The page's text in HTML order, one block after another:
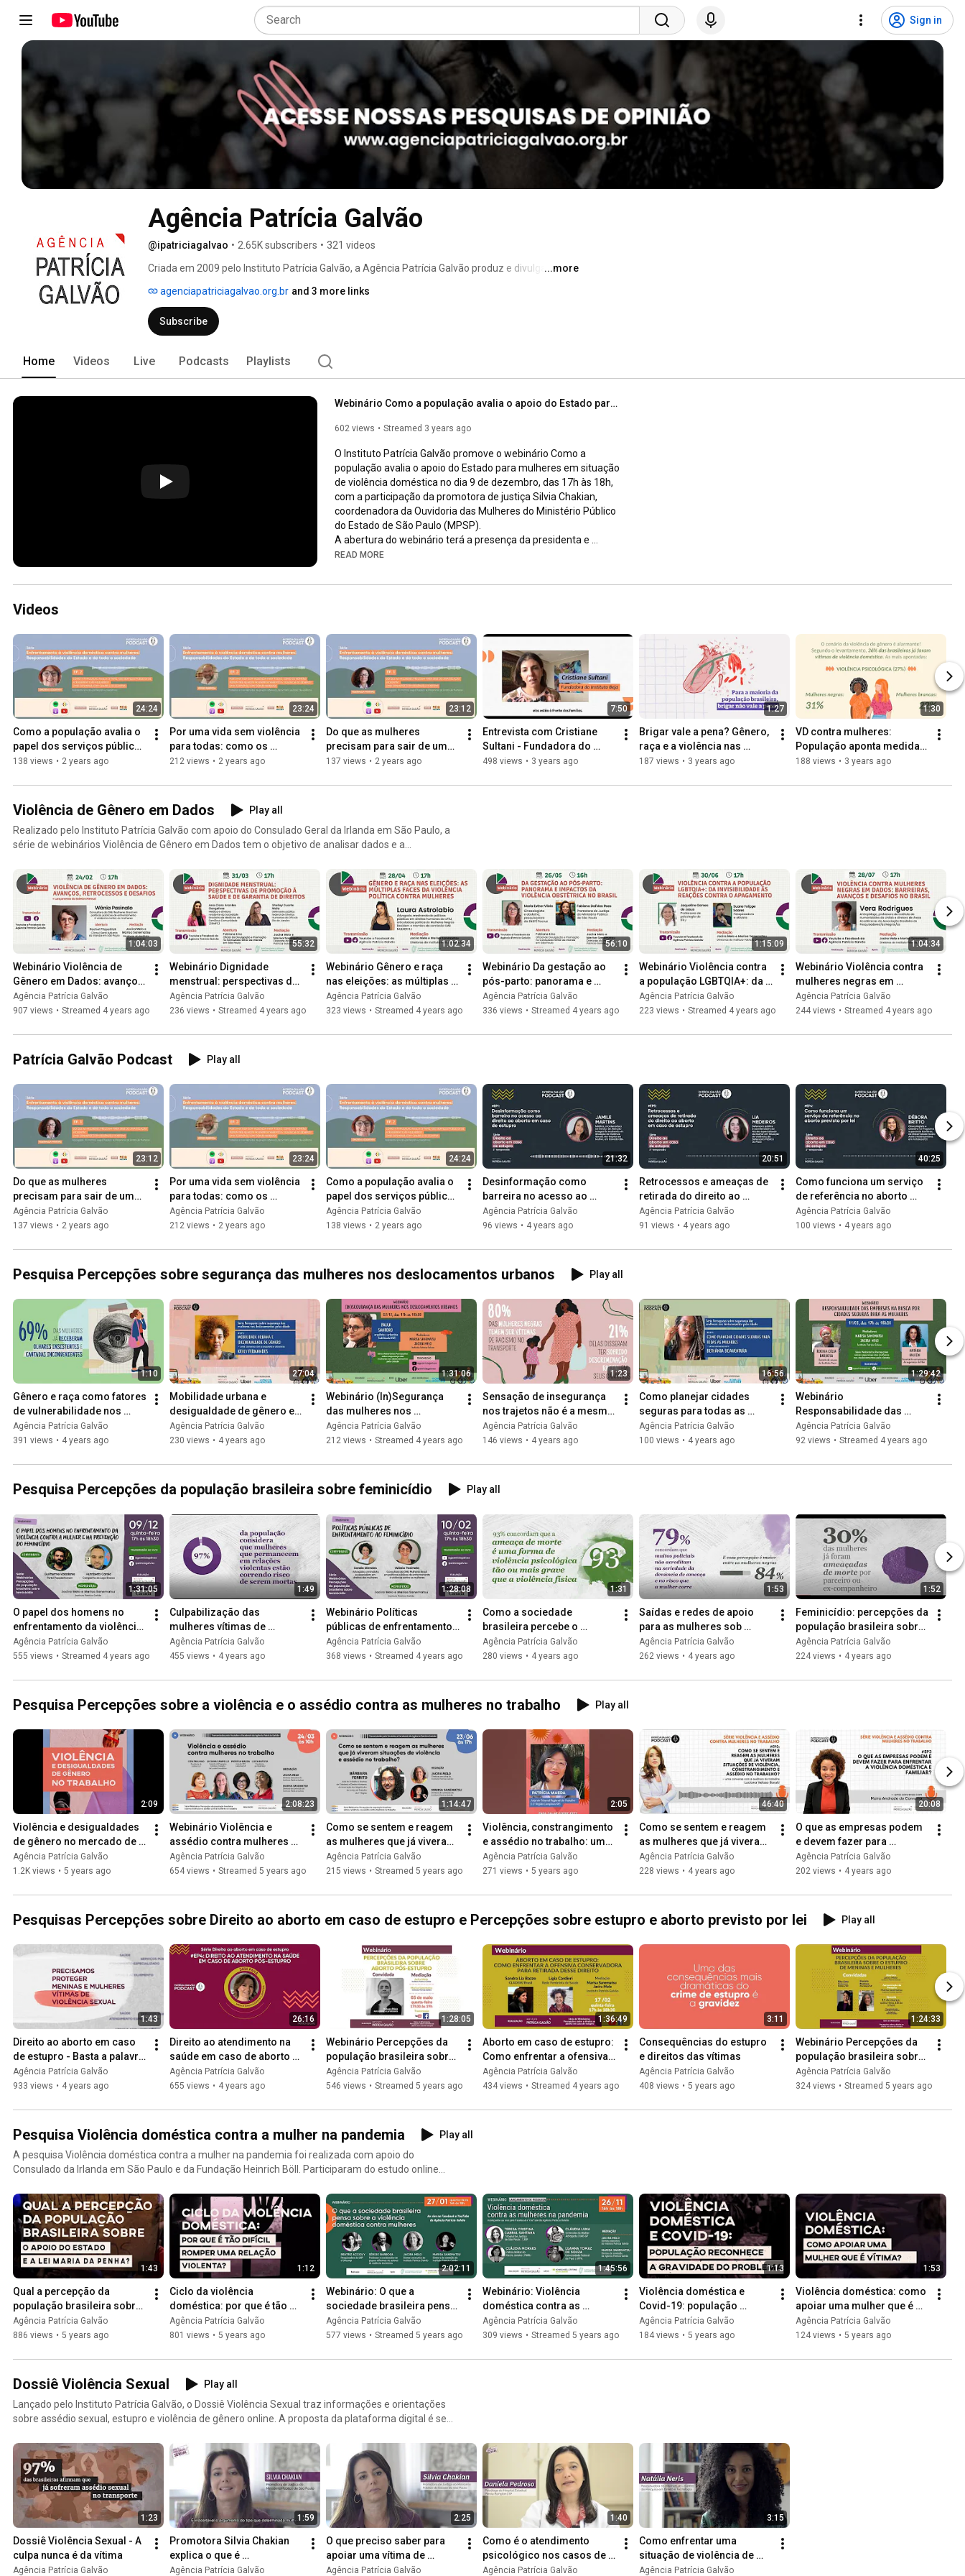
Sign in
Agência Patrícia Galvão
@ipatriciagalvao • 2.65K subscribers • 321 videos
Criada em 2009 pelo Instituto Patrícia Galvão, a Agência Patrícia Galvão produz e divulga
www.agenciapatriciagalvao.org.br
...more
agenciapatriciagalvao.org.br and 3 more links
Subscribe
Home Videos Live Podcasts Playlists
Webinário Como a população avalia o apoio do Estado para mulheres em situação de violência doméstica
602 views Streamed 3 years ago
O Instituto Patrícia Galvão promove o webinário Como a
população avalia o apoio do Estado para mulheres em situação
de violência doméstica no dia 9 de dezembro, das 17h às 18h,
com a participação da promotora de justiça Silvia Chakian,
coordenadora da Ouvidoria das Mulheres do Ministério Público
do Estado de São Paulo (MPSP).
A abertura do webinário terá a presença da presidenta e
fundadora do Instituto Beja, Cristiane Sultani, e a mediação
Marisa Sanematsu. O encontro terá interpretação em libras e
O encontro online é o segundo da série que debate os dados da
pesquisa de opinião Redes de apoio e saídas institucionais para
mulheres em situação de violência doméstica no Brasil,
lançada pelo Instituto Patrícia e Ipec, com apoio do Instituto
Beja, em novembro deste ano. Saiba mais na Agência Patrícia
https://agenciapatriciagalvao.org.br/...
READ MORE
Videos
24:24
Como a população avalia o
papel dos serviços públicos
de atendimento às
138 views • 2 years ago
23:24
Por uma vida sem violência
para todas: como os
homens podem ser aliados
violência
212 views • 2 years ago
23:12
Do que as mulheres
precisam para sair de uma
relação violenta?
137 views • 2 years ago
7:50
Entrevista com Cristiane
Sultani - Fundadora do
Instituto Beja
498 views • 3 years ago
1:27
Brigar vale a pena? Gênero,
raça e a violência nas
relações afetivas
187 views • 3 years ago
1:30
VD contra mulheres:
População aponta medidas
para prevenção,
responsabilização
188 views • 3 years ago
Violência de Gênero em Dados
Play all
Realizado pelo Instituto Patrícia Galvão com apoio do Consulado Geral da Irlanda em São Paulo, a
série de webinários Violência de Gênero em Dados tem o objetivo de analisar dados e a
brasileiras. Saiba mais: https://agenciapatriciagalvao.org.br/violencia/acesse-as-edicoes-do-
boletim-violencia-de-genero-em-dados/
1:04:03
Webinário Violência de
Gênero em Dados: avanços,
retrocessos e desafios
Agência Patrícia Galvão
907 views • Streamed 4 years ago
55:32
Webinário Dignidade
menstrual: perspectivas de
promoção à saúde e de
garantia de direitos
Agência Patrícia Galvão
236 views • Streamed 4 years ago
1:02:34
Webinário Gênero e raça
nas eleições: as múltiplas
faces da violência política
contra mulheres
Agência Patrícia Galvão
323 views • Streamed 4 years ago
56:10
Webinário Da gestação ao
pós-parto: panorama e
impactos da violência
obstétrica no Brasil
Agência Patrícia Galvão
336 views • Streamed 4 years ago
1:15:09
Webinário Violência contra
a população LGBTQIA+: da
invisibilidade às reações
contra o apagamento
Agência Patrícia Galvão
223 views • Streamed 4 years ago
1:04:34
Webinário Violência contra
mulheres negras em
dados: barreiras, avanços e
desafios no Brasil
Agência Patrícia Galvão
244 views • Streamed 4 years ago
Patrícia Galvão Podcast Play all
23:12
Do que as mulheres
precisam para sair de uma
relação violenta?
Agência Patrícia Galvão
137 views • 2 years ago
23:24
Por uma vida sem violência
para todas: como os
homens podem ser aliados
no enfrentamento à
Agência Patrícia Galvão
212 views • 2 years ago
24:24
Como a população avalia o
papel dos serviços públicos
de atendimento às
mulheres?
Agência Patrícia Galvão
138 views • 2 years ago
21:32
Desinformação como
barreira no acesso ao
direito ao aborto em caso
de estupro
Agência Patrícia Galvão
96 views • 4 years ago
20:51
Retrocessos e ameaças de
retirada do direito ao
aborto em caso de estupro
Agência Patrícia Galvão
91 views • 4 years ago
40:25
Como funciona um serviço
de referência no aborto
previsto por lei
Agência Patrícia Galvão
100 views • 4 years ago
Pesquisa Percepções sobre segurança das mulheres nos deslocamentos urbanos Play all
1:10
Gênero e raça como fatores
de vulnerabilidade nos
espaços urbanos
Agência Patrícia Galvão
391 views • 4 years ago
27:04
Mobilidade urbana e
desigualdade de gênero e
raça — uma conversa com
Kelly Fernandes
Agência Patrícia Galvão
230 views • 4 years ago
1:31:06
Webinário (In)Segurança
das mulheres nos
deslocamentos urbanos
Agência Patrícia Galvão
212 views • Streamed 4 years ago
1:23
Sensação de insegurança
nos trajetos não é a mesma
para todos os grupos
sociais
Agência Patrícia Galvão
146 views • 4 years ago
16:56
Como planejar cidades
seguras para todas as
mulheres  — uma conversa
com Bethânia Boaventura
Agência Patrícia Galvão
100 views • 4 years ago
1:29:42
Webinário
Responsabilidade das
empresas na busca por
cidades seguras para as
Agência Patrícia Galvão
92 views • Streamed 4 years ago
Pesquisa Percepções da população brasileira sobre feminicídio Play all
1:31:05
O papel dos homens no
enfrentamento da violência
contra a mulher e na
prevenção do feminicídio
Agência Patrícia Galvão
555 views • Streamed 4 years ago
1:49
Culpabilização das
mulheres vítimas de
violência doméstica e
familiar
Agência Patrícia Galvão
455 views • 4 years ago
1:28:08
Webinário Políticas
públicas de enfrentamento
ao feminicídio - Dia 10/02,
às 17h
Agência Patrícia Galvão
368 views • Streamed 4 years ago
1:31
Como a sociedade
brasileira percebe o
feminicídio?
Agência Patrícia Galvão
280 views • 4 years ago
1:53
Saídas e redes de apoio
para as mulheres sob
ameaça de feminicídio
Agência Patrícia Galvão
262 views • 4 years ago
1:52
Feminicídio: percepções da
população brasileira sobre
o risco de vitimização
Agência Patrícia Galvão
224 views • 4 years ago
Pesquisa Percepções sobre a violência e o assédio contra as mulheres no trabalho Play all
2:09
Violência e desigualdades
de gênero no mercado de
trabalho
Agência Patrícia Galvão
1.2K views • 5 years ago
2:08:23
Webinário Violência e
assédio contra mulheres no
trabalho
Agência Patrícia Galvão
654 views • Streamed 5 years ago
1:14:47
Como se sentem e reagem
as mulheres que já viveram
situações de violência e
assédio no trabalho?
Agência Patrícia Galvão
215 views • Streamed 5 years ago
2:05
Violência, constrangimento
e assédio no trabalho: uma
realidade na vida das
mulheres brasileiras
Agência Patrícia Galvão
271 views • 5 years ago
46:40
Como se sentem e reagem
as mulheres que já viveram
situações de violência e
assédio no trabalho
Agência Patrícia Galvão
228 views • 4 years ago
20:08
O que as empresas podem
e devem fazer para
enfrentar a violência
doméstica e familiar
Agência Patrícia Galvão
202 views • 4 years ago
Pesquisas Percepções sobre Direito ao aborto em caso de estupro e Percepções sobre estupro e aborto previsto por lei Play all
1:43
Direito ao aborto em caso
de estupro - Basta a palavra
da mulher
Agência Patrícia Galvão
933 views • 4 years ago
26:16
Direito ao atendimento na
saúde em caso de aborto
pós-estupro
Agência Patrícia Galvão
655 views • 4 years ago
1:28:05
Webinário Percepções da
população brasileira sobre
aborto pós-estupro
Agência Patrícia Galvão
546 views • Streamed 5 years ago
1:36:49
Aborto em caso de estupro:
Como enfrentar a ofensiva
conservadora para retirada
desse direito
Agência Patrícia Galvão
434 views • Streamed 4 years ago
3:11
Consequências do estupro
e direitos das vítimas
Agência Patrícia Galvão
408 views • 5 years ago
1:24:33
Webinário Percepções da
população brasileira sobre
o estupro de meninas e
mulheres
Agência Patrícia Galvão
324 views • Streamed 5 years ago
Pesquisa Violência doméstica contra a mulher na pandemia
Play all
A pesquisa Violência doméstica contra a mulher na pandemia foi realizada com apoio do
Consulado da Irlanda em São Paulo e da Fundação Heinrich Böll. Participaram do estudo online
pontos percentuais. Para mais informações, acesse link na bio:
https://agenciapatriciagalvao.org.br/violencia/violencia-domestica/nova-pesquisa-para-87-dos-
brasileiros-a-violencia-contra-mulheres-aumentou-na-pandemia/.
1:43
Qual a percepção da
população brasileira sobre
o apoio do Estado e a Lei
Maria da Penha?
Agência Patrícia Galvão
886 views • 5 years ago
1:12
Ciclo da violência
doméstica: por que é tão
difícil romper uma relação
violenta?
Agência Patrícia Galvão
801 views • 5 years ago
2:02:11
Webinário: O que a
sociedade brasileira pensa
sobre a violência
doméstica contra mulheres
Agência Patrícia Galvão
577 views • Streamed 5 years ago
1:45:56
Webinário: Violência
doméstica contra as
mulheres na pandemia
Agência Patrícia Galvão
309 views • Streamed 5 years ago
1:13
Violência doméstica e
Covid-19: população
reconhece a gravidade do
problema
Agência Patrícia Galvão
184 views • 5 years ago
1:53
Violência doméstica: como
apoiar uma mulher que é
vítima?
Agência Patrícia Galvão
124 views • 5 years ago
Dossiê Violência Sexual
Play all
Lançado pelo Instituto Patrícia Galvão, o Dossiê Violência Sexual traz informações e orientações
sobre assédio sexual, estupro e violência de gênero online. A proposta da plataforma digital é ser
essas violências. Conheça: https://dossies.agenciapatriciagalvao.org.br/violencia-sexual/
1:23
Dossiê Violência Sexual - A
culpa nunca é da vítima
Agência Patrícia Galvão
1:59
Promotora Silvia Chakian
explica o que é
consentimento |
Agência Patrícia Galvão
2:25
O que preciso saber para
apoiar uma vítima de
violência sexual? |
Agência Patrícia Galvão
1:40
Como é o atendimento
psicológico nos casos de
estupro? |
Agência Patrícia Galvão
3:15
Como enfrentar uma
situação de violência de
gênero online |
Agência Patrícia Galvão